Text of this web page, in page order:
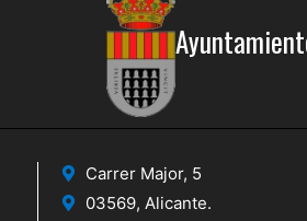
Carrer Major, 5
03569, Alicante.